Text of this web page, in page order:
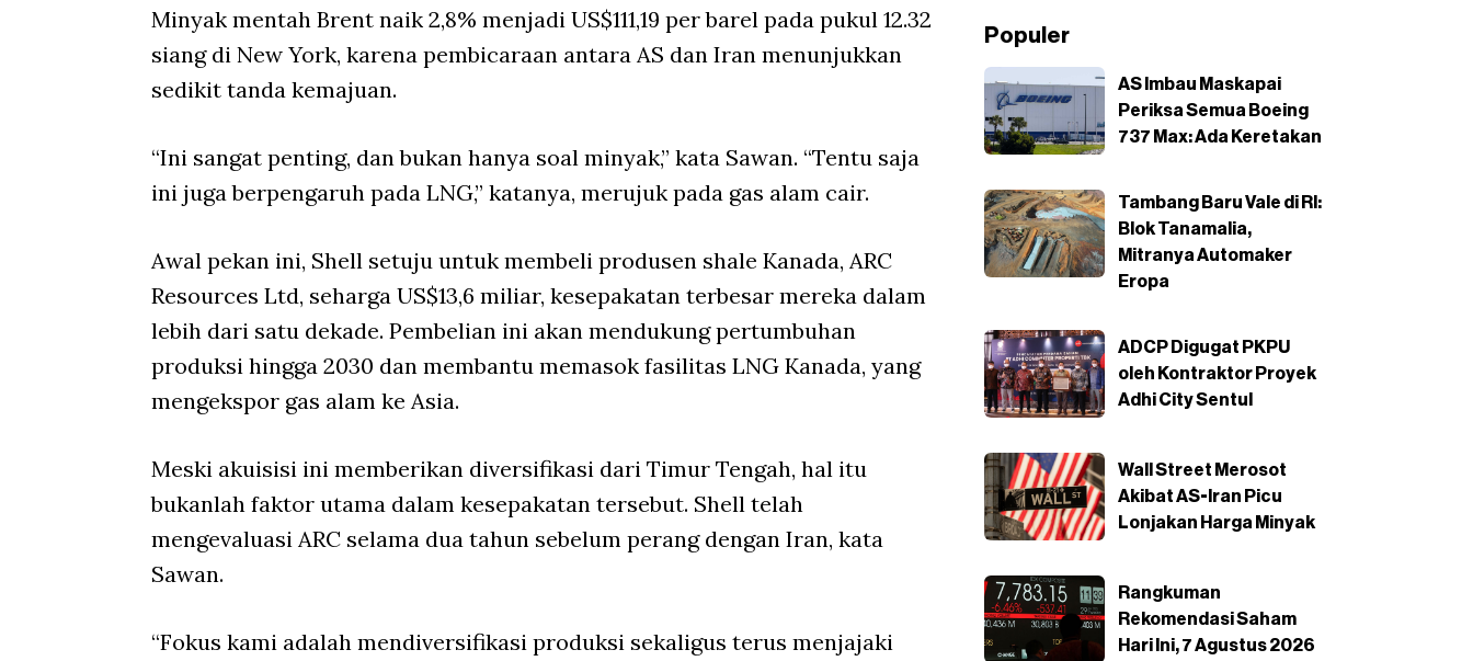
Minyak mentah Brent naik 2,8% menjadi US$111,19 per barel pada pukul 12.32
siang di New York, karena pembicaraan antara AS dan Iran menunjukkan
sedikit tanda kemajuan.
“Ini sangat penting, dan bukan hanya soal minyak,” kata Sawan. “Tentu saja
ini juga berpengaruh pada LNG,” katanya, merujuk pada gas alam cair.
Awal pekan ini, Shell setuju untuk membeli produsen shale Kanada, ARC
Resources Ltd, seharga US$13,6 miliar, kesepakatan terbesar mereka dalam
lebih dari satu dekade. Pembelian ini akan mendukung pertumbuhan
produksi hingga 2030 dan membantu memasok fasilitas LNG Kanada, yang
mengekspor gas alam ke Asia.
Meski akuisisi ini memberikan diversifikasi dari Timur Tengah, hal itu
bukanlah faktor utama dalam kesepakatan tersebut. Shell telah
mengevaluasi ARC selama dua tahun sebelum perang dengan Iran, kata
Sawan.
“Fokus kami adalah mendiversifikasi produksi sekaligus terus menjajaki
Populer
AS Imbau Maskapai
Periksa Semua Boeing
737 Max: Ada Keretakan
Tambang Baru Vale di RI:
Blok Tanamalia,
Mitranya Automaker
Eropa
ADCP Digugat PKPU
oleh Kontraktor Proyek
Adhi City Sentul
Wall Street Merosot
Akibat AS-Iran Picu
Lonjakan Harga Minyak
Rangkuman
Rekomendasi Saham
Hari Ini, 7 Agustus 2026